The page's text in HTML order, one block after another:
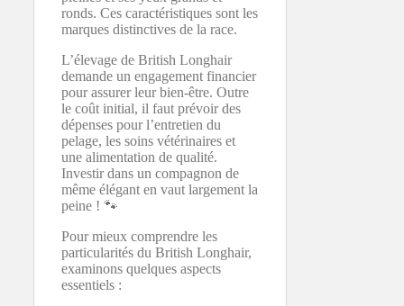
ronds. Ces caractéristiques sont les
marques distinctives de la race.
L’élevage de British Longhair
demande un engagement financier
pour assurer leur bien-être. Outre
le coût initial, il faut prévoir des
dépenses pour l’entretien du
pelage, les soins vétérinaires et
une alimentation de qualité.
Investir dans un compagnon de
même élégant en vaut largement la
peine ! 🐾
Pour mieux comprendre les
particularités du British Longhair,
examinons quelques aspects
essentiels :